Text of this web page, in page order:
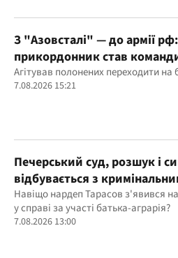
З "Азовсталі" — до армії
прикордонник став
розрахунку окупантів
Агітував полонених переходити на
7.08.2026 15:21
Печерський суд, розшук і
відбувається з
за участі агробарона
Навіщо нардеп Тарасов з'явився
у справі за участі батька-аграрія?
7.08.2026 13:00